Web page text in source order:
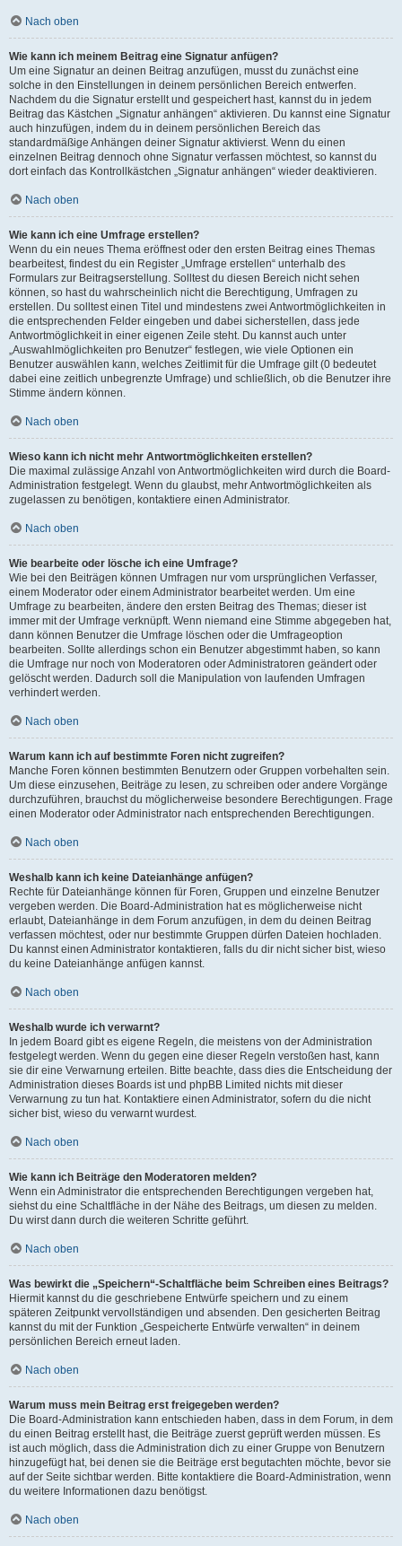
Nach oben
Wie kann ich meinem Beitrag eine Signatur anfügen?
Um eine Signatur an deinen Beitrag anzufügen, musst du zunächst eine
solche in den Einstellungen in deinem persönlichen Bereich entwerfen.
Nachdem du die Signatur erstellt und gespeichert hast, kannst du in jedem
Beitrag das Kästchen „Signatur anhängen“ aktivieren. Du kannst eine Signatur
auch hinzufügen, indem du in deinem persönlichen Bereich das
standardmäßige Anhängen deiner Signatur aktivierst. Wenn du einen
einzelnen Beitrag dennoch ohne Signatur verfassen möchtest, so kannst du
dort einfach das Kontrollkästchen „Signatur anhängen“ wieder deaktivieren.
Nach oben
Wie kann ich eine Umfrage erstellen?
Wenn du ein neues Thema eröffnest oder den ersten Beitrag eines Themas
bearbeitest, findest du ein Register „Umfrage erstellen“ unterhalb des
Formulars zur Beitragserstellung. Solltest du diesen Bereich nicht sehen
können, so hast du wahrscheinlich nicht die Berechtigung, Umfragen zu
erstellen. Du solltest einen Titel und mindestens zwei Antwortmöglichkeiten in
die entsprechenden Felder eingeben und dabei sicherstellen, dass jede
Antwortmöglichkeit in einer eigenen Zeile steht. Du kannst auch unter
„Auswahlmöglichkeiten pro Benutzer“ festlegen, wie viele Optionen ein
Benutzer auswählen kann, welches Zeitlimit für die Umfrage gilt (0 bedeutet
dabei eine zeitlich unbegrenzte Umfrage) und schließlich, ob die Benutzer ihre
Stimme ändern können.
Nach oben
Wieso kann ich nicht mehr Antwortmöglichkeiten erstellen?
Die maximal zulässige Anzahl von Antwortmöglichkeiten wird durch die Board-
Administration festgelegt. Wenn du glaubst, mehr Antwortmöglichkeiten als
zugelassen zu benötigen, kontaktiere einen Administrator.
Nach oben
Wie bearbeite oder lösche ich eine Umfrage?
Wie bei den Beiträgen können Umfragen nur vom ursprünglichen Verfasser,
einem Moderator oder einem Administrator bearbeitet werden. Um eine
Umfrage zu bearbeiten, ändere den ersten Beitrag des Themas; dieser ist
immer mit der Umfrage verknüpft. Wenn niemand eine Stimme abgegeben hat,
dann können Benutzer die Umfrage löschen oder die Umfrageoption
bearbeiten. Sollte allerdings schon ein Benutzer abgestimmt haben, so kann
die Umfrage nur noch von Moderatoren oder Administratoren geändert oder
gelöscht werden. Dadurch soll die Manipulation von laufenden Umfragen
verhindert werden.
Nach oben
Warum kann ich auf bestimmte Foren nicht zugreifen?
Manche Foren können bestimmten Benutzern oder Gruppen vorbehalten sein.
Um diese einzusehen, Beiträge zu lesen, zu schreiben oder andere Vorgänge
durchzuführen, brauchst du möglicherweise besondere Berechtigungen. Frage
einen Moderator oder Administrator nach entsprechenden Berechtigungen.
Nach oben
Weshalb kann ich keine Dateianhänge anfügen?
Rechte für Dateianhänge können für Foren, Gruppen und einzelne Benutzer
vergeben werden. Die Board-Administration hat es möglicherweise nicht
erlaubt, Dateianhänge in dem Forum anzufügen, in dem du deinen Beitrag
verfassen möchtest, oder nur bestimmte Gruppen dürfen Dateien hochladen.
Du kannst einen Administrator kontaktieren, falls du dir nicht sicher bist, wieso
du keine Dateianhänge anfügen kannst.
Nach oben
Weshalb wurde ich verwarnt?
In jedem Board gibt es eigene Regeln, die meistens von der Administration
festgelegt werden. Wenn du gegen eine dieser Regeln verstoßen hast, kann
sie dir eine Verwarnung erteilen. Bitte beachte, dass dies die Entscheidung der
Administration dieses Boards ist und phpBB Limited nichts mit dieser
Verwarnung zu tun hat. Kontaktiere einen Administrator, sofern du die nicht
sicher bist, wieso du verwarnt wurdest.
Nach oben
Wie kann ich Beiträge den Moderatoren melden?
Wenn ein Administrator die entsprechenden Berechtigungen vergeben hat,
siehst du eine Schaltfläche in der Nähe des Beitrags, um diesen zu melden.
Du wirst dann durch die weiteren Schritte geführt.
Nach oben
Was bewirkt die „Speichern“-Schaltfläche beim Schreiben eines Beitrags?
Hiermit kannst du die geschriebene Entwürfe speichern und zu einem
späteren Zeitpunkt vervollständigen und absenden. Den gesicherten Beitrag
kannst du mit der Funktion „Gespeicherte Entwürfe verwalten“ in deinem
persönlichen Bereich erneut laden.
Nach oben
Warum muss mein Beitrag erst freigegeben werden?
Die Board-Administration kann entschieden haben, dass in dem Forum, in dem
du einen Beitrag erstellt hast, die Beiträge zuerst geprüft werden müssen. Es
ist auch möglich, dass die Administration dich zu einer Gruppe von Benutzern
hinzugefügt hat, bei denen sie die Beiträge erst begutachten möchte, bevor sie
auf der Seite sichtbar werden. Bitte kontaktiere die Board-Administration, wenn
du weitere Informationen dazu benötigst.
Nach oben